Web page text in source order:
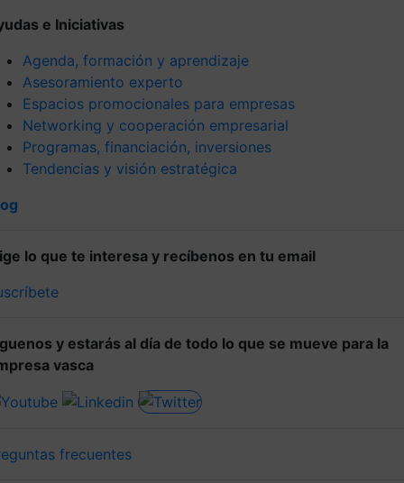
e Iniciativas
Agenda, formación y aprendizaje
Asesoramiento experto
Espacios promocionales para empresas
Networking y cooperación empresarial
Programas, financiación, inversiones
Tendencias y visión estratégica
lo que te interesa y recíbenos en tu email
y estarás al día de todo lo que se mueve para la
vasca
frecuentes